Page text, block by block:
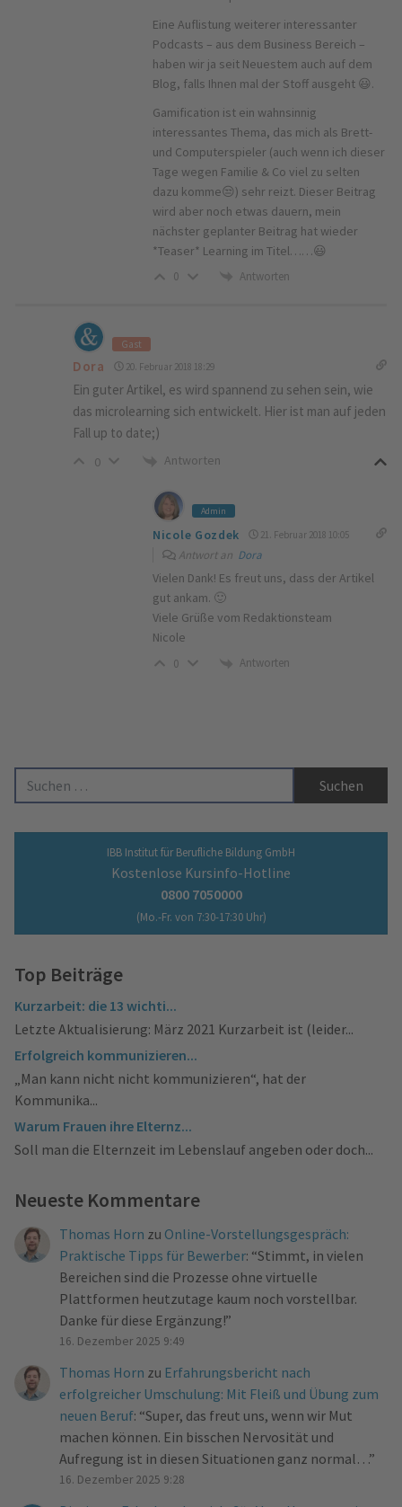
Eine Auflistung weiterer interessanter
Podcasts – aus dem Business Bereich –
haben wir ja seit Neuestem auch auf dem
Blog, falls Ihnen mal der Stoff ausgeht 😃.
Gamification ist ein wahnsinnig
interessantes Thema, das mich als Brett-
und Computerspieler (auch wenn ich dieser
Tage wegen Familie & Co viel zu selten
dazu komme😒) sehr reizt. Dieser Beitrag
wird aber noch etwas dauern, mein
nächster geplanter Beitrag hat wieder
*Teaser* Learning im Titel……😃
0 Antworten
Gast
Dora 20. Februar 2018 18:29
Ein guter Artikel, es wird spannend zu sehen sein, wie
das microlearning sich entwickelt. Hier ist man auf jeden
Fall up to date;)
0 Antworten
Admin
Nicole Gozdek 21. Februar 2018 10:05
Antwort an Dora
Vielen Dank! Es freut uns, dass der Artikel
gut ankam. 🙂
Viele Grüße vom Redaktionsteam
Nicole
0 Antworten
Suche nach:
IBB Institut für Berufliche Bildung GmbH
Kostenlose Kursinfo-Hotline
0800 7050000
(Mo.-Fr. von 7:30-17:30 Uhr)
Top Beiträge
Kurzarbeit: die 13 wichti...
Letzte Aktualisierung: März 2021 Kurzarbeit ist (leider...
Erfolgreich kommunizieren...
„Man kann nicht nicht kommunizieren“, hat der
Kommunika...
Warum Frauen ihre Elternz...
Soll man die Elternzeit im Lebenslauf angeben oder doch...
Neueste Kommentare
Thomas Horn zu Online-Vorstellungsgespräch:
Praktische Tipps für Bewerber: “Stimmt, in vielen
Bereichen sind die Prozesse ohne virtuelle
Plattformen heutzutage kaum noch vorstellbar.
Danke für diese Ergänzung!”
16. Dezember 2025 9:49
Thomas Horn zu Erfahrungsbericht nach
erfolgreicher Umschulung: Mit Fleiß und Übung zum
neuen Beruf: “Super, das freut uns, wenn wir Mut
machen können. Ein bisschen Nervosität und
Aufregung ist in diesen Situationen ganz normal… ”
16. Dezember 2025 9:28